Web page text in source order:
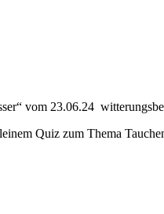
vom 23.06.24
Quiz zum Thema